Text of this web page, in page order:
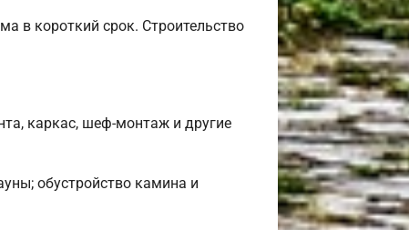
в короткий срок. Строительство
каркас, шеф-монтаж и другие
обустройство камина и